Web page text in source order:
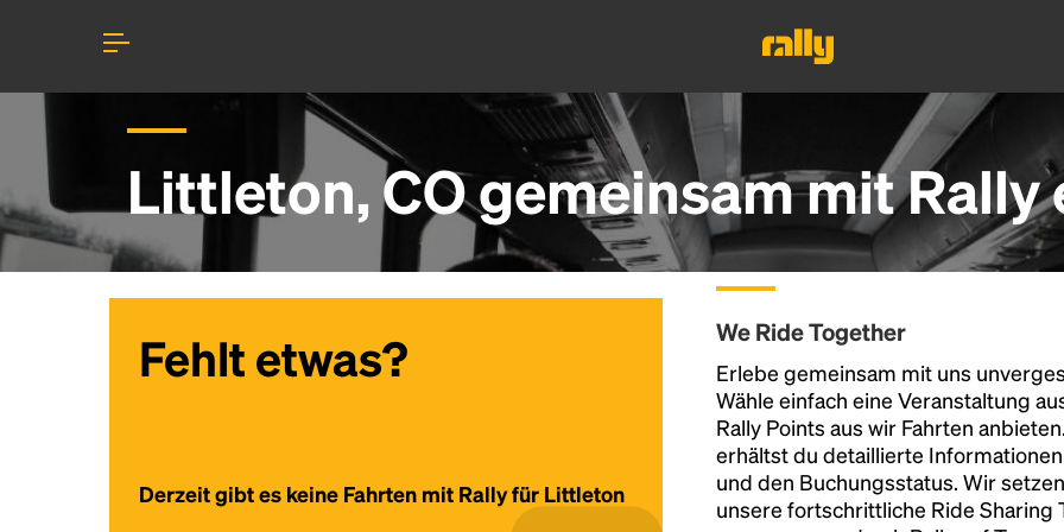
Littleton, CO gemeinsam mit Rally
Fehlt etwas?
Derzeit gibt es keine Fahrten mit Rally für Littleton
We Ride Together
Erlebe gemeinsam mit uns
Wähle einfach eine Veranstaltung
Rally Points aus wir Fahrten
erhältst du detaillierte
und den Buchungsstatus. Wir
unsere fortschrittliche Ride Sharing